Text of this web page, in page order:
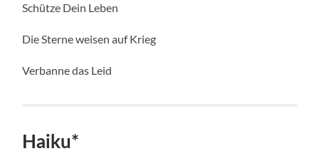
Schütze Dein Leben
Die Sterne weisen auf Krieg
Verbanne das Leid
Haiku*